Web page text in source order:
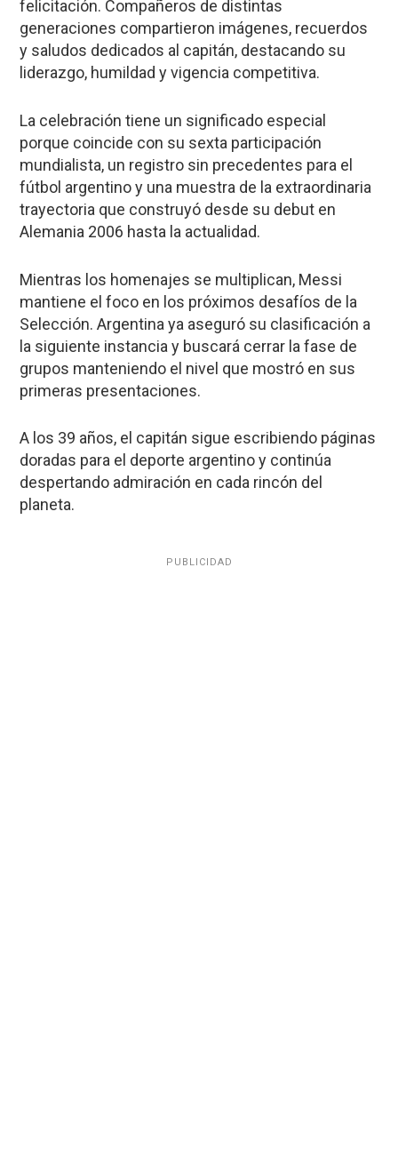
felicitación. Compañeros de distintas
generaciones compartieron imágenes, recuerdos
y saludos dedicados al capitán, destacando su
liderazgo, humildad y vigencia competitiva.
La celebración tiene un significado especial
porque coincide con su sexta participación
mundialista, un registro sin precedentes para el
fútbol argentino y una muestra de la extraordinaria
trayectoria que construyó desde su debut en
Alemania 2006 hasta la actualidad.
Mientras los homenajes se multiplican, Messi
mantiene el foco en los próximos desafíos de la
Selección. Argentina ya aseguró su clasificación a
la siguiente instancia y buscará cerrar la fase de
grupos manteniendo el nivel que mostró en sus
primeras presentaciones.
A los 39 años, el capitán sigue escribiendo páginas
doradas para el deporte argentino y continúa
despertando admiración en cada rincón del
planeta.
PUBLICIDAD